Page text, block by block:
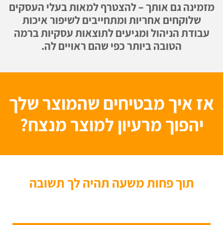
מזמינה גם אותך – להצטרף למאות בעלי העסקים
שלוקחים אחריות ומתחייבים לשיפור איכות
עבודת הניהול ומגיעים לתוצאות עסקיות ברמה
הטובה ביותר כפי שהם ראויים לה.
אז איך מבטיחים שהמוצר שלך
יהפוך מרעיון למוצר מנצח?
תוך פחות משעה תהיה לך תשובה